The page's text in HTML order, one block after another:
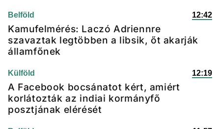
Belföld 12:42
Kamufelmérés: Laczó Adriennre
szavaztak legtöbben a libsik, őt akarják
államfőnek
Külföld 12:19
A Facebook bocsánatot kért, amiért
korlátozták az indiai kormányfő
posztjának elérését